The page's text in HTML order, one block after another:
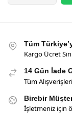
Tüm
Kargo Ücret
14 Gün İade
Tüm
Birebir
İşletmeniz için